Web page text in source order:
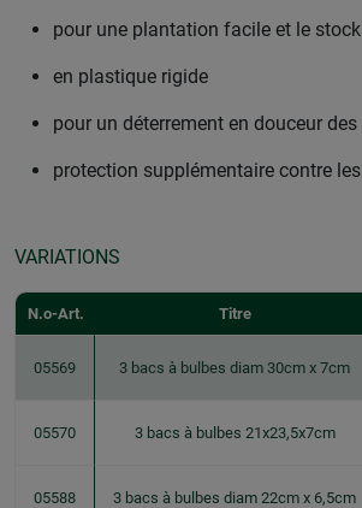
pour une plantation facile et le
en plastique rigide
pour un déterrement en douceur
protection supplémentaire contre
VARIATIONS
N.o-Art. Titre
05569 3 bacs à bulbes diam 30cm x 7cm
05570 3 bacs à bulbes 21x23,5x7cm
05588 3 bacs à bulbes diam 22cm x 6,5cm